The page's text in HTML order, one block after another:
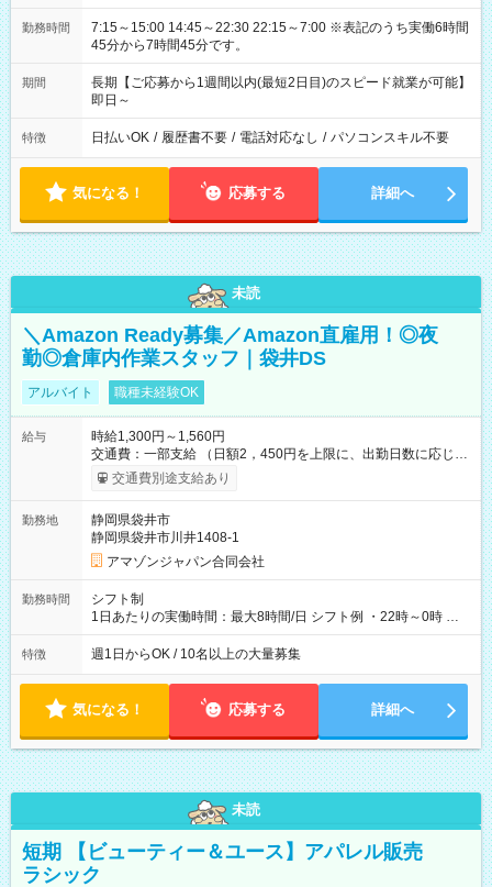
勤務時間
7:15～15:00 14:45～22:30 22:15～7:00 ※表記のうち実働6時間
45分から7時間45分です。
期間
長期【ご応募から1週間以内(最短2日目)のスピード就業が可能】
即日～
特徴 日払いOK / 履歴書不要 / 電話対応なし / パソコンスキル不要
気になる！ 応募する 詳細へ
未読
＼Amazon Ready募集／Amazon直雇用！◎夜
勤◎倉庫内作業スタッフ｜袋井DS
アルバイト 職種未経験OK
給与
時給1,300円～1,560円
交通費：一部支給 （日額2，450円を上限に、出勤日数に応じて
実費支給） ※22:00～翌5:00までは時給25%UP！ ■給与前払い
制度あり ※前払い額の上限あり、手数料無料（Amazon負担）
交通費別途支給あり
勤務地
静岡県袋井市
静岡県袋井市川井1408-1
アマゾンジャパン合同会社
勤務時間
シフト制
1日あたりの実働時間：最大8時間/日 シフト例 ・22時～0時 入
社後、就業可能シフトをご確認の上、申請してください。
特徴 週1日からOK / 10名以上の大量募集
気になる！ 応募する 詳細へ
未読
短期 【ビューティー＆ユース】アパレル販売
ラシック